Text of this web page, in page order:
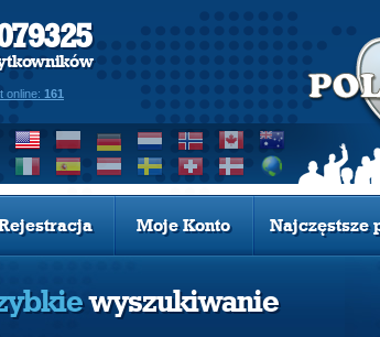
online: 161
Moje Konto Najczęstsze
wyszukiwanie